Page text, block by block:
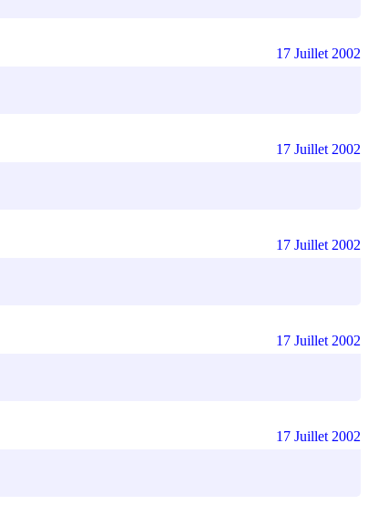
17 Juillet 2002
17 Juillet 2002
17 Juillet 2002
17 Juillet 2002
17 Juillet 2002